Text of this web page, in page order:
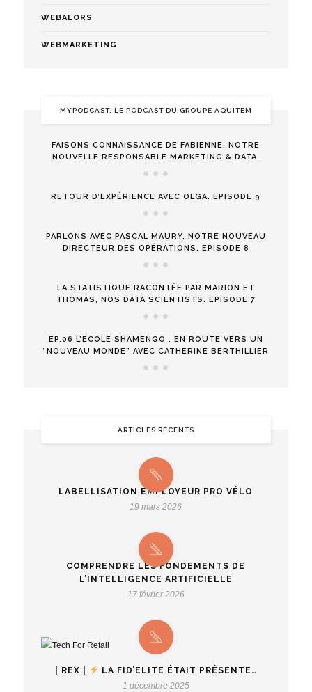
WEBALORS
WEBMARKETING
MYPODCAST, LE PODCAST DU GROUPE AQUITEM
FAISONS CONNAISSANCE DE FABIENNE, NOTRE
NOUVELLE RESPONSABLE MARKETING & DATA.
RETOUR D’EXPÉRIENCE AVEC OLGA. EPISODE 9
PARLONS AVEC PASCAL MAURY, NOTRE NOUVEAU
DIRECTEUR DES OPÉRATIONS. EPISODE 8
LA STATISTIQUE RACONTÉE PAR MARION ET
THOMAS, NOS DATA SCIENTISTS. EPISODE 7
EP.06 L’ECOLE SHAMENGO : EN ROUTE VERS UN
“NOUVEAU MONDE” AVEC CATHERINE BERTHILLIER
ARTICLES RÉCENTS
LABELLISATION EMPLOYEUR PRO VÉLO
19 mars 2026
COMPRENDRE LES FONDEMENTS DE
L’INTELLIGENCE ARTIFICIELLE
17 février 2026
| REX |
LA FID’ELITE ÉTAIT PRÉSENTE…
1 décembre 2025